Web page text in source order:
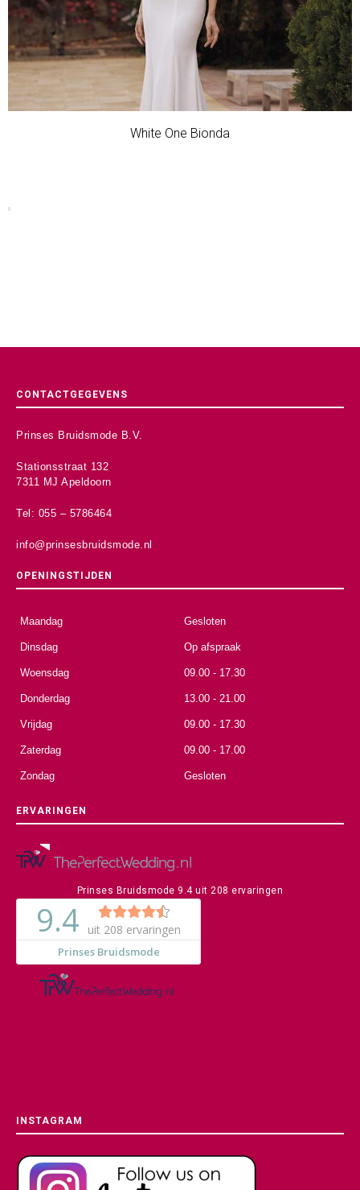
White One Bionda
CONTACTGEGEVENS
Prinses Bruidsmode B.V.
Stationsstraat 132
7311 MJ Apeldoorn
Tel: 055 – 5786464
info@prinsesbruidsmode.nl
OPENINGSTIJDEN
Maandag Gesloten
Dinsdag Op afspraak
Woensdag 09.00 - 17.30
Donderdag 13.00 - 21.00
Vrijdag 09.00 - 17.30
Zaterdag 09.00 - 17.00
Zondag Gesloten
ERVARINGEN
Prinses Bruidsmode 9.4uit208 ervaringen
INSTAGRAM